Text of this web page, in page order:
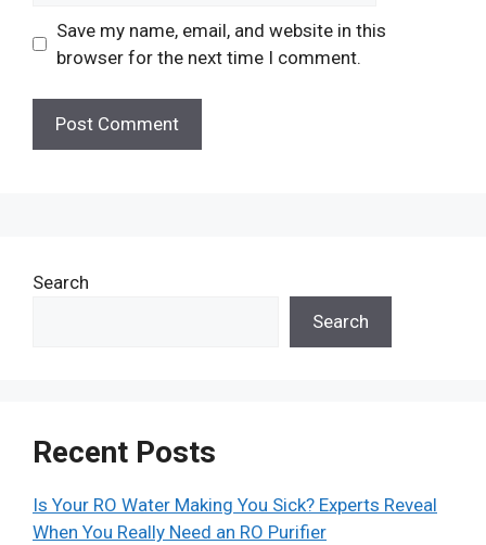
Save my name, email, and website in this
browser for the next time I comment.
Search
Search
Recent Posts
Is Your RO Water Making You Sick? Experts Reveal
When You Really Need an RO Purifier